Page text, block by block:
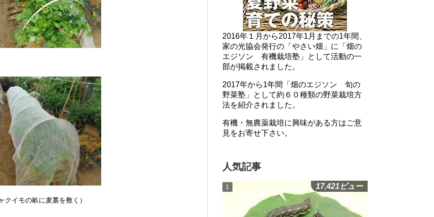
クイモの畝に麦藁を敷く）
2016年１月から2017年1月までの1年間、
家の光協会発行の「やさい畑」に「畑の
エジソン 有機栽培塾」として活動の一
部が掲載されました。
2017年から1年間「畑のエジソン 旬の
野菜塾」として約６０種類の野菜栽培方
法を紹介されました。
有機・無農薬栽培に興味がある方はご意
見をお寄せ下さい。
人気記事
17,421ビュー